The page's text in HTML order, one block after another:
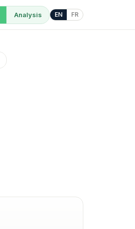
Analysis EN FR